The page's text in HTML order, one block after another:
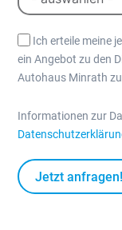
Ich erteile meine
ein Angebot zu den
Autohaus Minrath
Informationen zur
Jetzt anfragen!